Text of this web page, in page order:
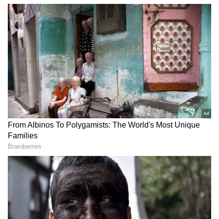
Image Credit : Getty
நெயில் பாலிஷ் ரிமூவர் மேஜிக்
கொஞ்சமா காட்டன் (பஞ்சு) எடுத்து, அதில்
நெயில் பாலிஷ் ரிமூவரை (Acetone)
நனைச்சுக்கோங்க. சுவிட்ச் போர்டு மேல்
லேசா தேய்ச்சாலே போதும்... எப்பேர்ப்பட்ட
பிசுபிசுப்பான கறையும் பஞ்சாய் பறந்துடும்!